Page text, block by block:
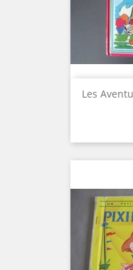
Les